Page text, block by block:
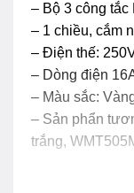
– Bộ 3 công tắc
– 1 chiều, cắm
– Điện thế:
– Dòng điện
– Màu sắc:
– Sản phẩn
trắng,